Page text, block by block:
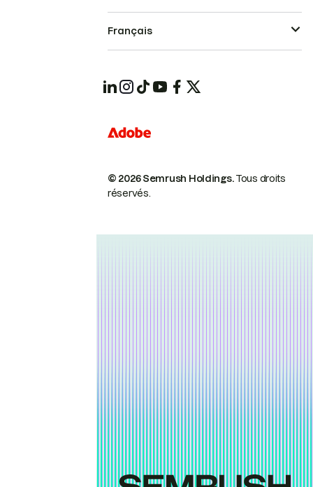
© 2026 Semrush Holdings.Tous droits
réservés.
Français